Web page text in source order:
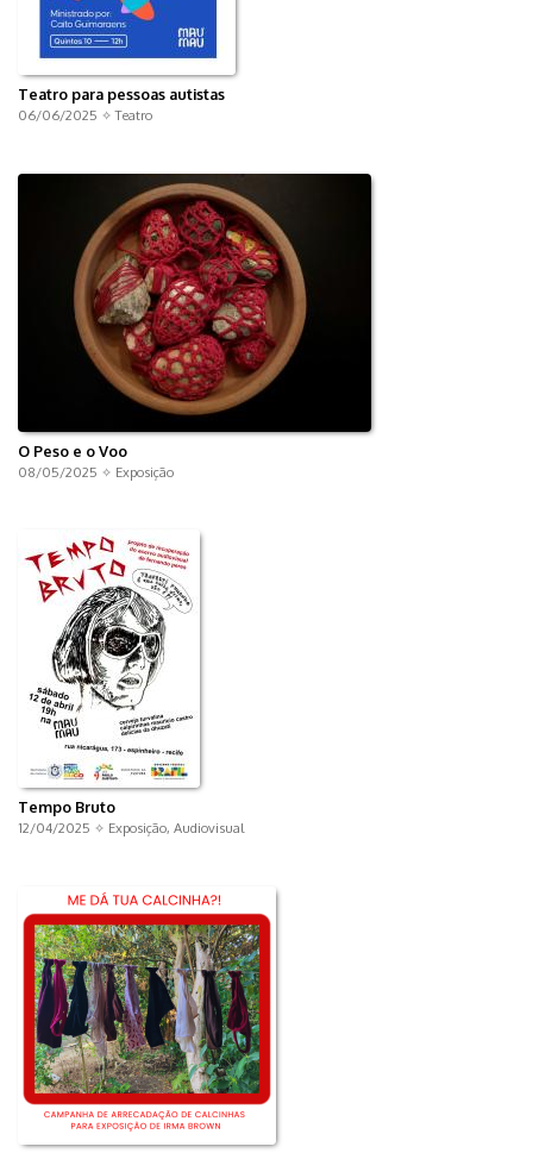
Teatro para pessoas autistas
06/06/2025 ✧Teatro
O Peso e o Voo
08/05/2025 ✧ Exposição
Tempo Bruto
12/04/2025 ✧ Exposição, Audiovisual